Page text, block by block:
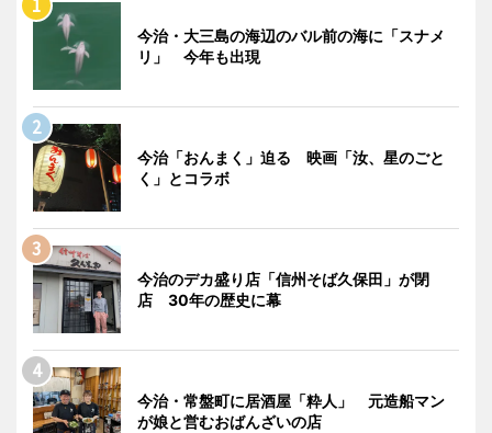
今治・大三島の海辺のバル前の海に「スナメ
リ」 今年も出現
今治「おんまく」迫る 映画「汝、星のごと
く」とコラボ
今治のデカ盛り店「信州そば久保田」が閉
店 30年の歴史に幕
今治・常盤町に居酒屋「粋人」 元造船マン
が娘と営むおばんざいの店